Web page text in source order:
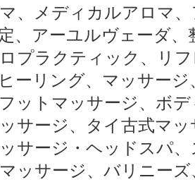
、メディカルアロマ
、アーユルヴェーダ、
プラクティック、リ
ーリング、マッサー
ットマッサージ、ボ
サージ、タイ古式マ
ッサージ・ヘッドスパ
ッサージ、バリニー